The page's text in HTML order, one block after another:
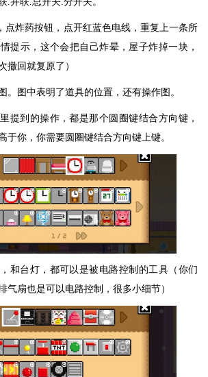
点炸药按钮，点开红蓝色电线，重复上一条所
提示，这个会把自己炸晕，屋子炸掉一块，
撤回就复原了）
。图中表明了道具的位置，还有操作图。
提到的操作，都是那个圆圈键结合方向键，
于你，你需要圆圈键结合方向键上键。
和台灯，都可以是被电路控制的工具（你们
气扇也是可以电路控制，很多小细节）